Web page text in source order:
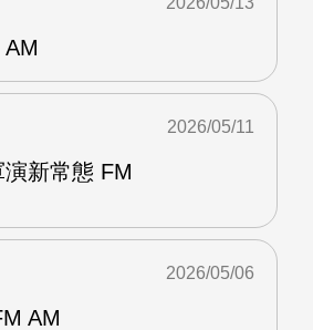
新常態 FM
2026/05/11
AM
2026/05/06